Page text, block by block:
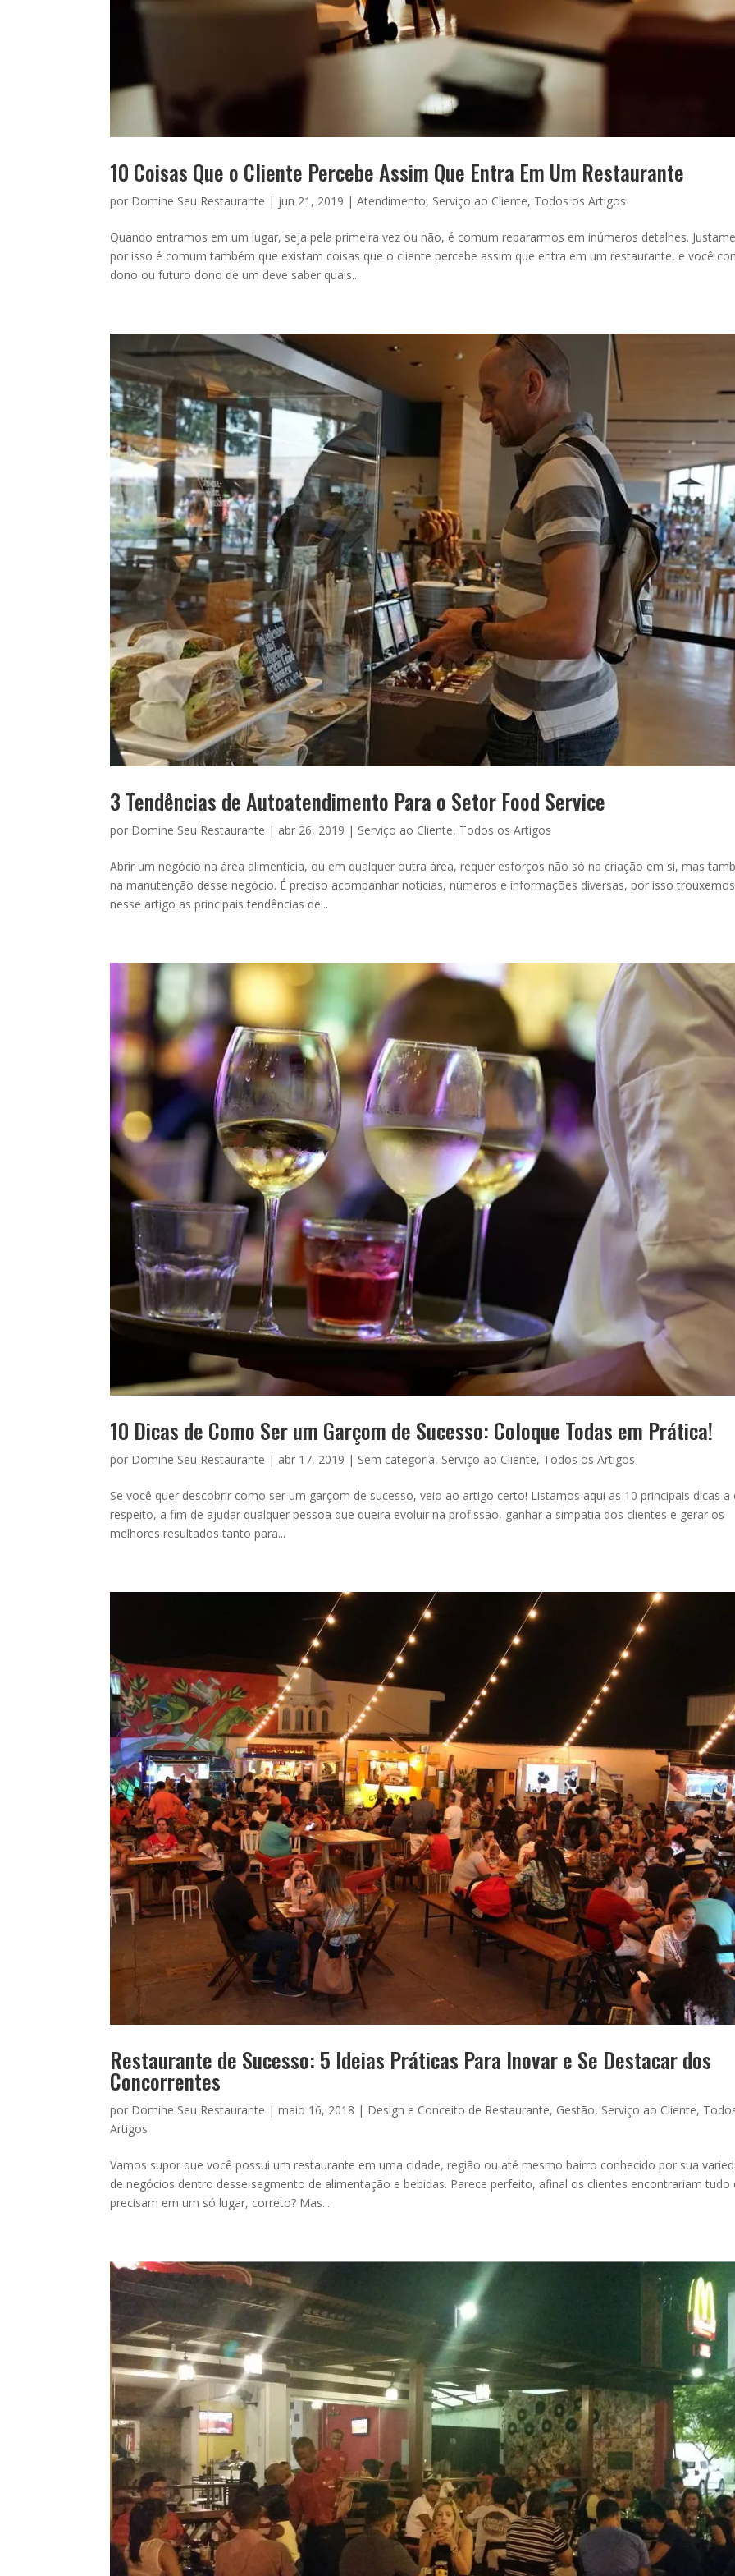
10 Coisas Que o Cliente Percebe Assim Que Entra Em Um Restaurante
por Domine Seu Restaurante | jun 21, 2019 |Atendimento, Serviço ao Cliente, Todos os Artigos
Quando entramos em um lugar, seja pela primeira vez ou não, é comum repararmos em inúmeros detalhes.
por isso é comum também que existam coisas que o cliente percebe assim que entra em um restaurante, e você
dono ou futuro dono de um deve saber quais...
3 Tendências de Autoatendimento Para o Setor Food Service
por Domine Seu Restaurante | abr 26, 2019 | Serviço ao Cliente, Todos os Artigos
Abrir um negócio na área alimentícia, ou em qualquer outra área, requer esforços não só na criação em si, mas
na manutenção desse negócio. É preciso acompanhar notícias, números e informações diversas, por isso trouxemos
nesse artigo as principais tendências de...
10 Dicas de Como Ser um Garçom de Sucesso: Coloque Todas em Prática!
por Domine Seu Restaurante | abr 17, 2019 | Sem categoria, Serviço ao Cliente, Todos os Artigos
Se você quer descobrir como ser um garçom de sucesso, veio ao artigo certo! Listamos aqui as 10 principais dicas a
respeito, a fim de ajudar qualquer pessoa que queira evoluir na profissão, ganhar a simpatia dos clientes e gerar os
melhores resultados tanto para...
Restaurante de Sucesso: 5 Ideias Práticas Para Inovar e Se Destacar dos
Concorrentes
por Domine Seu Restaurante |maio 16, 2018 | Design e Conceito de Restaurante, Gestão, Serviço ao Cliente,
Artigos
Vamos supor que você possui um restaurante em uma cidade, região ou até mesmo bairro conhecido por sua
de negócios dentro desse segmento de alimentação e bebidas. Parece perfeito, afinal os clientes encontrariam tudo
precisam em um só lugar, correto? Mas...